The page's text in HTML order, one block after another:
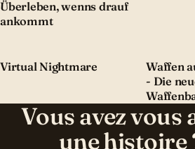
Überleben, wenns drauf
ankommt
Virtual Nightmare
Waffen
- Die
Vous avez vous
une histoire